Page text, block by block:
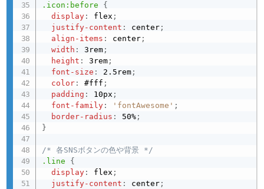
.icon:before
{
display : flex ;
justify-content : center ;
align-items : center ;
width : 3rem ;
height : 3rem ;
font-size : 2.5rem ;
color : #fff ;
padding : 10px ;
font-family : 'fontAwesome' ;
border-radius : 50% ;
}
/* 各SNSボタンの色や背景 */
.line
{
display : flex ;
justify-content : center ;